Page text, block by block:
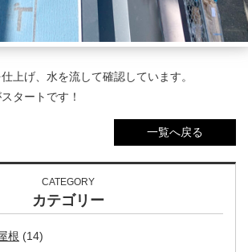
上げ、水を流して確認しています。
タートです！
一覧へ戻る
CATEGORY
カテゴリー
根 (14)